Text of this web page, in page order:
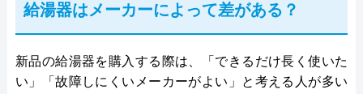
給湯器はメーカーによって差がある？
新品の給湯器を購入する際は、「できるだけ長く使いた
い」「故障しにくいメーカーがよい」と考える人が多い